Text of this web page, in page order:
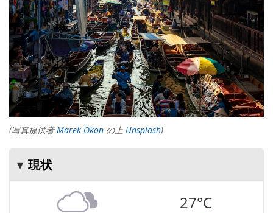
(写真提供者Marek Okon の上 Unsplash)
現状
27°C